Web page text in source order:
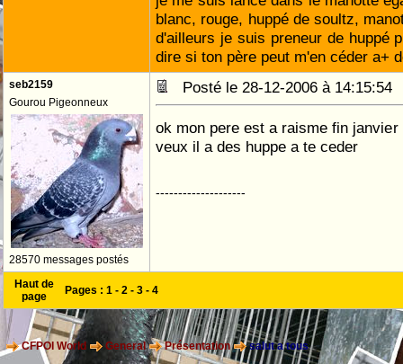
blanc, rouge, huppé de soultz,
d'ailleurs je suis preneur de huppé
dire si ton père peut m'en céder a+
seb2159
Gourou Pigeonneux
28570 messages postés
Posté le 28-12-2006 à
ok mon pere est a raisme fin
veux il a des huppe a te ceder
--------------------
Haut de
page
Pages : 1 - 2 - 3 - 4
CFPOI World General Présentation salut a tous